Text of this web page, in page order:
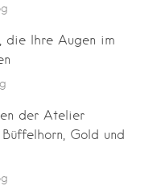
die Ihre Augen im
der Atelier
Gold und